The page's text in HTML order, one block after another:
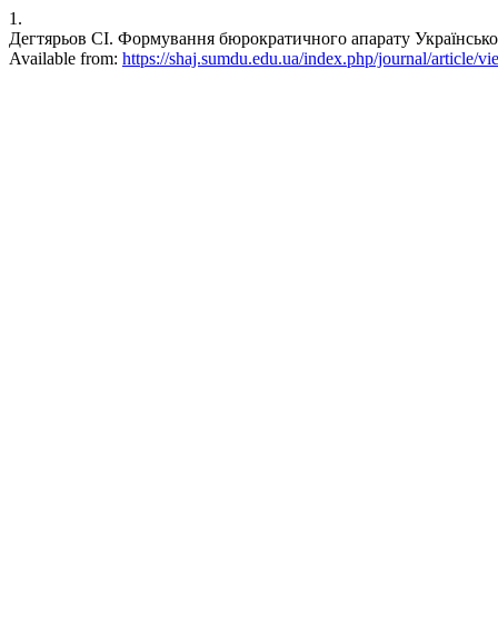
1.
Дегтярьов СІ. Формування бюрократичного апарату
Available from: https://shaj.sumdu.edu.ua/index.php/journal/article/